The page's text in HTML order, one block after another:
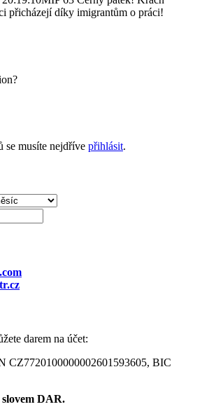
přicházejí díky imigrantům o práci!
se musíte nejdříve přihlásit.
darem na účet:
CZ7720100000002601593605, BIC
DAR.